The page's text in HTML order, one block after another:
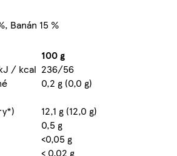
Banán 15 %
100 g
/ kcal 236/56
0,2 g (0,0 g)
12,1 g (12,0 g)
0,5 g
<0,05 g
< 0,02 g